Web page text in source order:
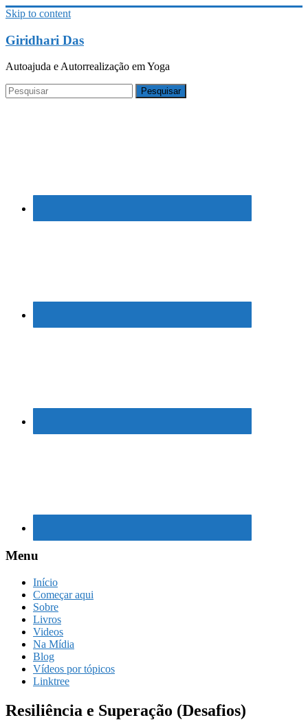
Skip to content
Giridhari Das
Autoajuda e Autorrealização em Yoga
Menu
Início
Começar aqui
Sobre
Livros
Videos
Na Mídia
Blog
Vídeos por tópicos
Linktree
Resiliência e Superação (Desafios)